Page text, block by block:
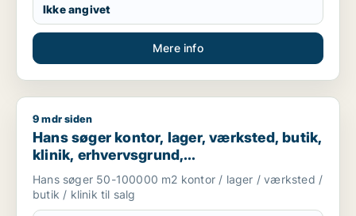
Ikke angivet
Mere info
Hans søger kontor, lager, værksted, butik, klinik,
9 mdr siden
Hans søger kontor, lager, værksted, butik,
klinik, erhvervsgrund,
boligudlejningsejendom, hotel,
produktionslokaler eller garage til salg i
Region Sjælland
Hans søger 50-100000 m2 kontor / lager / værksted /
butik / klinik til salg